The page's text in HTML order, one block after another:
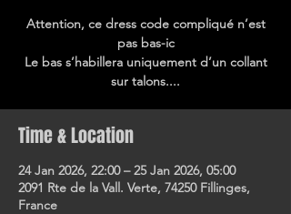
Attention, ce dress code compliqué n’est
pas bas-ic
Le bas s’habillera uniquement d’un collant
sur talons....
Time & Location
24 Jan 2026, 22:00 – 25 Jan 2026, 05:00
2091 Rte de la Vall. Verte, 74250 Fillinges,
France